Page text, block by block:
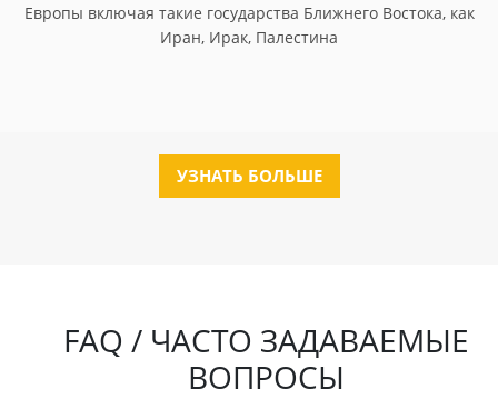
Европы включая такие государства Ближнего Востока, как
Иран, Ирак, Палестина
УЗНАТЬ БОЛЬШЕ
FAQ / ЧАСТО ЗАДАВАЕМЫЕ
ВОПРОСЫ